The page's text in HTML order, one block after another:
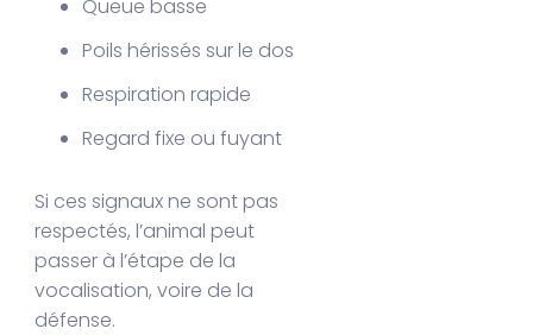
Queue basse
Poils hérissés sur le dos
Respiration rapide
Regard fixe ou fuyant
Si ces signaux ne sont pas
respectés, l’animal peut
passer à l’étape de la
vocalisation, voire de la
défense.